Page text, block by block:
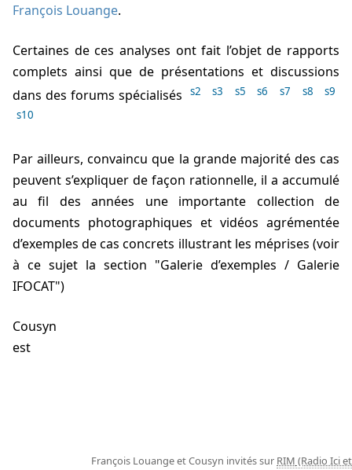
François Louange.
Certaines de ces analyses ont fait l’objet de rapports
complets ainsi que de présentations et discussions
dans des forums spécialisés
s2 s3 s5 s6 s7 s8
s9
s10
Par ailleurs, convaincu que la grande majorité des cas
peuvent s’expliquer de façon rationnelle, il a accumulé
au fil des années une importante collection de
documents photographiques et vidéos agrémentée
d’exemples de cas concrets illustrant les méprises (voir
à ce sujet la section "Galerie d’exemples / Galerie
IFOCAT")
François Louange et Cousyn invités sur RIM
Cousyn
est